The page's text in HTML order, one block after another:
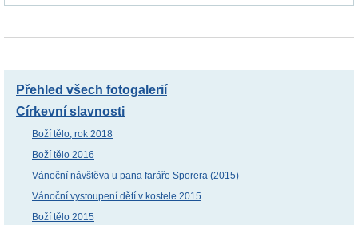
Přehled všech fotogalerií
Církevní slavnosti
Boží tělo, rok 2018
Boží tělo 2016
Vánoční návštěva u pana faráře Sporera (2015)
Vánoční vystoupení dětí v kostele 2015
Boží tělo 2015